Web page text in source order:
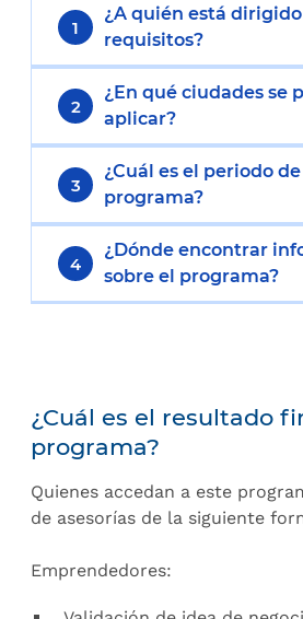
1
¿A quién está
requisitos?
2
¿En qué ciudades se
aplicar?
3
¿Cuál es el periodo
programa?
4
¿Dónde encontrar
sobre el programa?
¿Cuál es el resultado
programa?
Quienes accedan a este
de asesorías de la siguiente
Emprendedores: